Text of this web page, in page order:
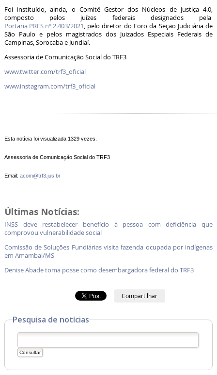
Foi instituído, ainda, o Comitê Gestor dos Núcleos de Justiça 4.0,
composto pelos juízes federais designados pela
Portaria PRES nº 2.403/2021, pelo diretor do Foro da Seção Judiciária de
São Paulo e pelos magistrados dos Juizados Especiais Federais de
Campinas, Sorocaba e Jundiaí.
Assessoria de Comunicação Social do TRF3
www.twitter.com/trf3_oficial
www.instagram.com/trf3_oficial
Esta notícia foi visualizada 1329 vezes.
Assessoria de Comunicação Social do TRF3
Email: acom@trf3.jus.br
Últimas Notícias:
INSS deve restabelecer benefício à pessoa com deficiência que
comprovou vulnerabilidade social
Comissão de Soluções Fundiárias visita fazenda ocupada por indígenas
em Amambai/MS
Denise Abade toma posse como desembargadora federal do TRF3
Compartilhar
Pesquisa de notícias